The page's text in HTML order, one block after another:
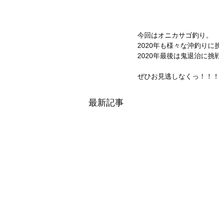
今回はオニカサゴ釣り。
2020年も様々な沖釣りに
2020年最後は鬼退治に挑
ぜひお見逃しなくっ！！！
最新記事